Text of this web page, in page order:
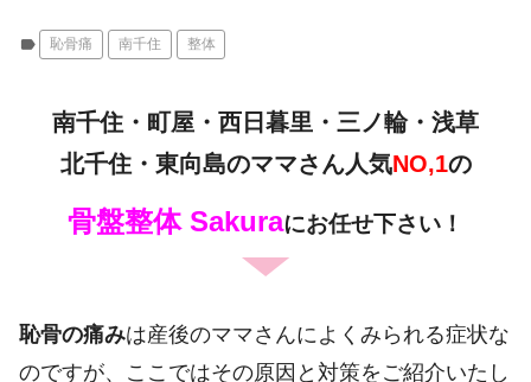
label 恥骨痛 南千住 整体
南千住・町屋・西日暮里・三ノ輪・浅草
北千住・東向島のママさん人気NO,1の
骨盤整体 Sakuraにお任せ下さい！
恥骨の痛みは産後のママさんによくみられる症状な
のですが、ここではその原因と対策をご紹介いたし